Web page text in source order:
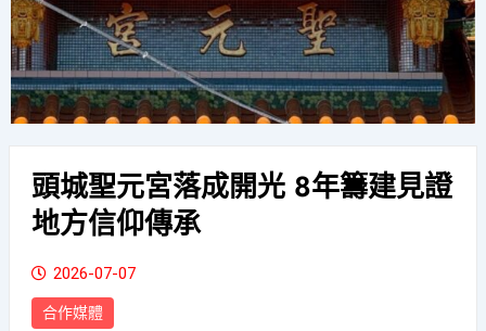
頭城聖元宮落成開光 8年籌建見證
地方信仰傳承
2026-07-07
合作媒體